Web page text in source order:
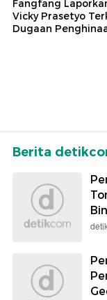
Fangfang
Vicky Prasetyo
Dugaan
Berita